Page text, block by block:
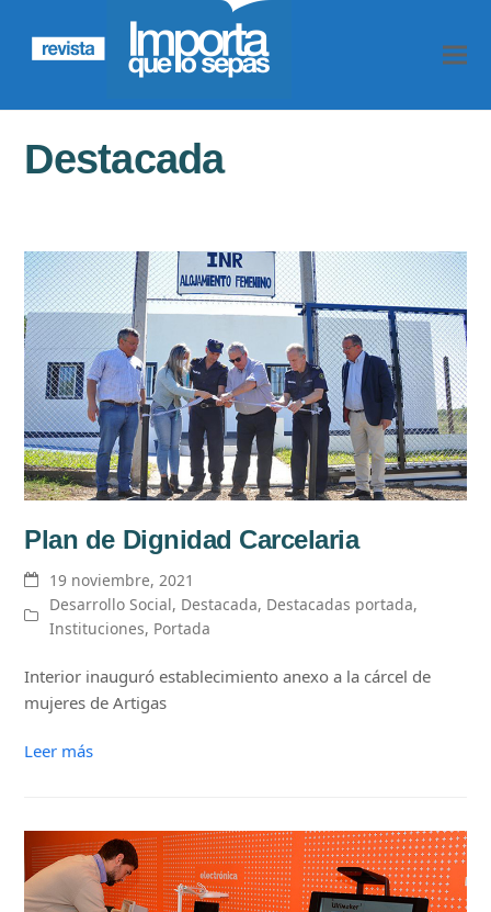
Destacada
Plan de Dignidad Carcelaria
19 noviembre, 2021
Desarrollo Social, Destacada, Destacadas portada,
Instituciones, Portada
Interior inauguró establecimiento anexo a la cárcel de
mujeres de Artigas
Leer más